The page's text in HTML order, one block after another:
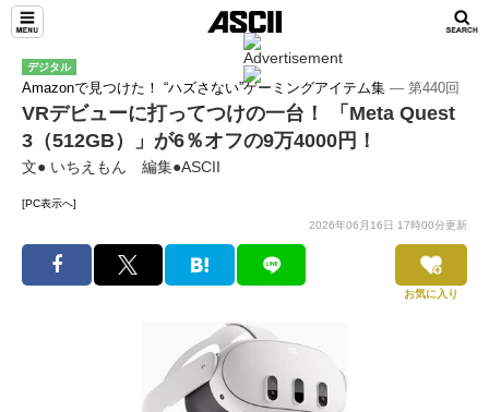
デジタル
Amazonで見つけた！ “ハズさない”ゲーミングアイテム集 ― 第440回
VRデビューに打ってつけの一台！ 「Meta Quest
3（512GB）」が6％オフの9万4000円！
文● いちえもん 編集●ASCII
[PC表示へ]
2026年06月16日 17時00分更新
お気に入り